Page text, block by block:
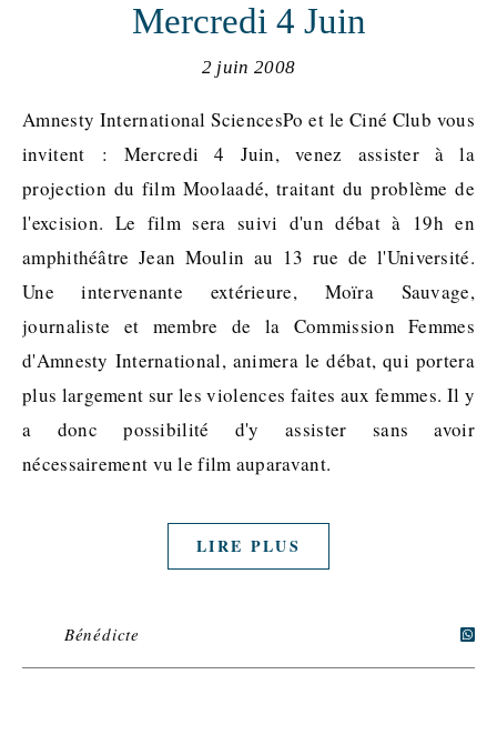
Mercredi 4 Juin
2 juin 2008
Amnesty International SciencesPo et le Ciné Club vous
invitent : Mercredi 4 Juin, venez assister à la
projection du film Moolaadé, traitant du problème de
l'excision. Le film sera suivi d'un débat à 19h en
amphithéâtre Jean Moulin au 13 rue de l'Université.
Une intervenante extérieure, Moïra Sauvage,
journaliste et membre de la Commission Femmes
d'Amnesty International, animera le débat, qui portera
plus largement sur les violences faites aux femmes. Il y
a donc possibilité d'y assister sans avoir
nécessairement vu le film auparavant.
LIRE PLUS
Bénédicte